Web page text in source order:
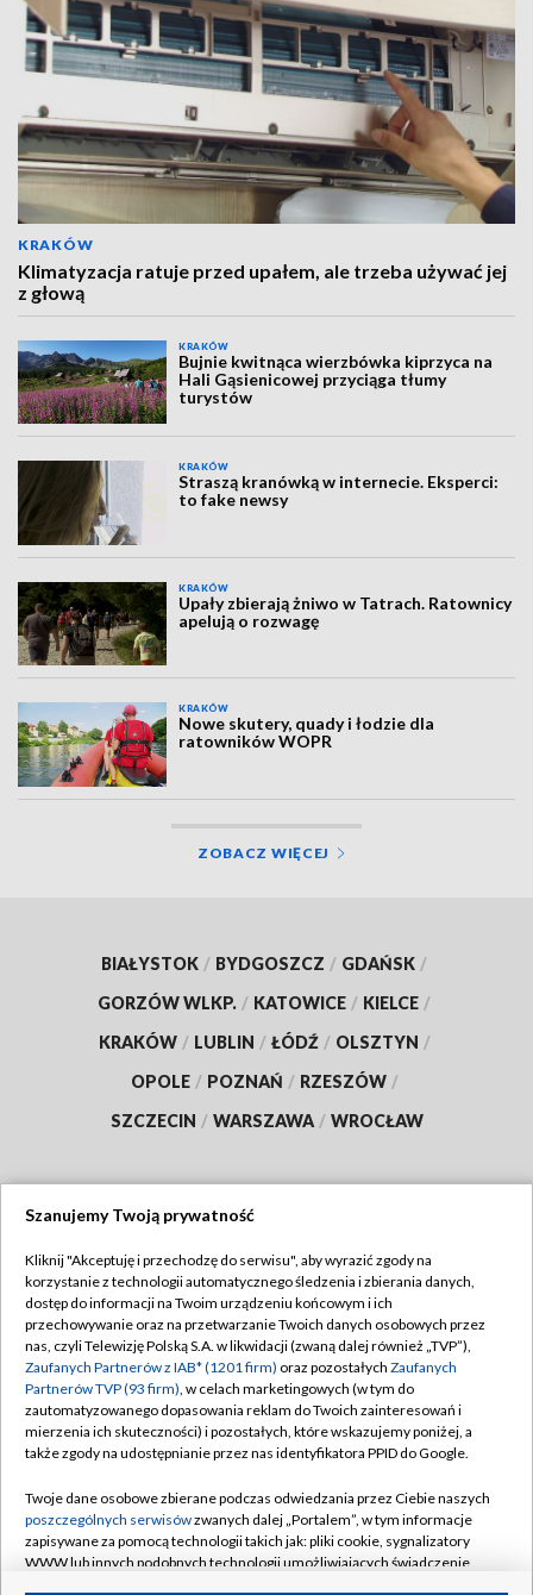
KRAKÓW
Klimatyzacja ratuje przed upałem, ale trzeba używać jej
z głową
KRAKÓW
Bujnie kwitnąca wierzbówka kiprzyca na
Hali Gąsienicowej przyciąga tłumy
turystów
KRAKÓW
Straszą kranówką w internecie. Eksperci:
to fake newsy
KRAKÓW
Upały zbierają żniwo w Tatrach. Ratownicy
apelują o rozwagę
KRAKÓW
Nowe skutery, quady i łodzie dla
ratowników WOPR
ZOBACZ WIĘCEJ
BIAŁYSTOK / BYDGOSZCZ / GDAŃSK /
GORZÓW WLKP. / KATOWICE / KIELCE /
KRAKÓW / LUBLIN / ŁÓDŹ / OLSZTYN /
OPOLE / POZNAŃ / RZESZÓW /
SZCZECIN / WARSZAWA / WROCŁAW
TVP
Abonament TVP
Emisja w TVP
Centrum informacji TVP
Naziemna Telewizja Cyfrowa
Rada Programowa
System NOS
Regulamin TVP
Polityka prywatności
Moje zgody
Pomoc
Kontakt
Szanujemy Twoją prywatność
Kliknij "Akceptuję i przechodzę do serwisu", aby wyrazić zgody na
korzystanie z technologii automatycznego śledzenia i zbierania danych,
dostęp do informacji na Twoim urządzeniu końcowym i ich
przechowywanie oraz na przetwarzanie Twoich danych osobowych przez
nas, czyli Telewizję Polską S.A. w likwidacji (zwaną dalej również „TVP”),
Zaufanych Partnerów z IAB* (1201 firm) oraz pozostałych Zaufanych
Partnerów TVP (93 firm), w celach marketingowych (w tym do
zautomatyzowanego dopasowania reklam do Twoich zainteresowań i
mierzenia ich skuteczności) i pozostałych, które wskazujemy poniżej, a
także zgody na udostępnianie przez nas identyfikatora PPID do Google.
Twoje dane osobowe zbierane podczas odwiedzania przez Ciebie naszych
poszczególnych serwisówzwanych dalej „Portalem”, w tym informacje
zapisywane za pomocą technologii takich jak: pliki cookie, sygnalizatory
WWW lub innych podobnych technologii umożliwiających świadczenie